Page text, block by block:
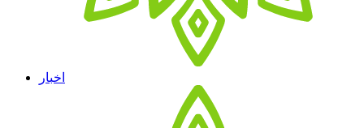
اخبار